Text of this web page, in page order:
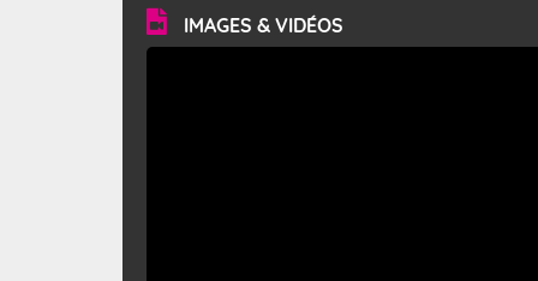
en rafales, parfois davantage. Il parcourt la basse vallée
du Rhône et la Provence et envahit le littoral
méditerranéen à partir de la Camargue.
IMAGES & VIDÉOS